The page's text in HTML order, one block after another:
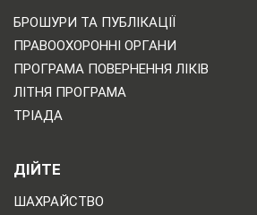
БРОШУРИ ТА ПУБЛІКАЦІЇ
ПРАВООХОРОННІ ОРГАНИ
ПРОГРАМА ПОВЕРНЕННЯ ЛІКІВ
ЛІТНЯ ПРОГРАМА
ТРІАДА
ДІЙТЕ
ШАХРАЙСТВО